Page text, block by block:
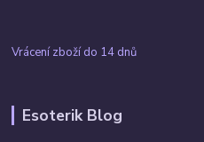
Vrácení zboží do 14 dnů
Esoterik Blog